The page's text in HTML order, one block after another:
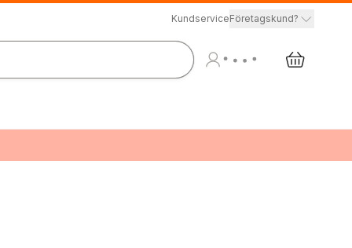
KundserviceFöretagskund?